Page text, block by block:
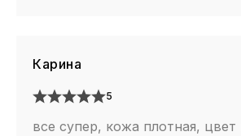
Карина
5
все супер, кожа плотная,